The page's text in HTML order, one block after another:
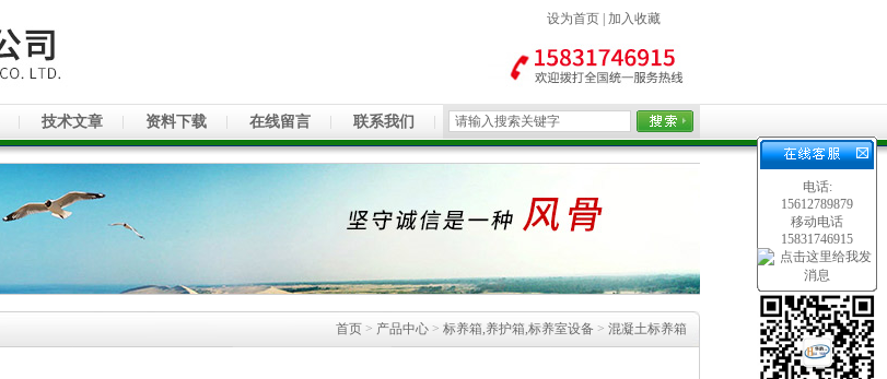
设为首页 加入收藏
技术文章 资料下载 在线留言 联系我们
首页 > 产品中心 > 标养箱,养护箱,标养室设备 > 混凝土标养箱
电话:
15612789879
移动电话
15831746915